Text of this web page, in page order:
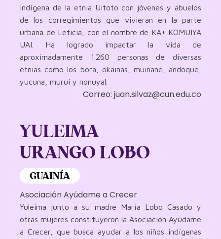
indígena de la etnia Uitoto con jóvenes y abuelos
de los corregimientos que vivieran en la parte
urbana de Leticia, con el nombre de KA+ KOMUIYA
UAI. Ha logrado impactar la vida de
aproximadamente 1.260 personas de diversas
etnias como los bora, okainas, muinane, andoque,
yucuna, murui y nonuyal.
Correo: juan.silvaz@cun.edu.co
YULEIMA
URANGO LOBO
GUAINÍA
Asociación Ayúdame a Crecer
Yuleima junto a su madre María Lobo Casado y
otras mujeres constituyeron la Asociación Ayúdame
a Crecer, que busca ayudar a los niños indígenas